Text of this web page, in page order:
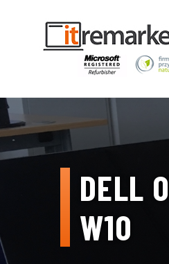
DELL
W10